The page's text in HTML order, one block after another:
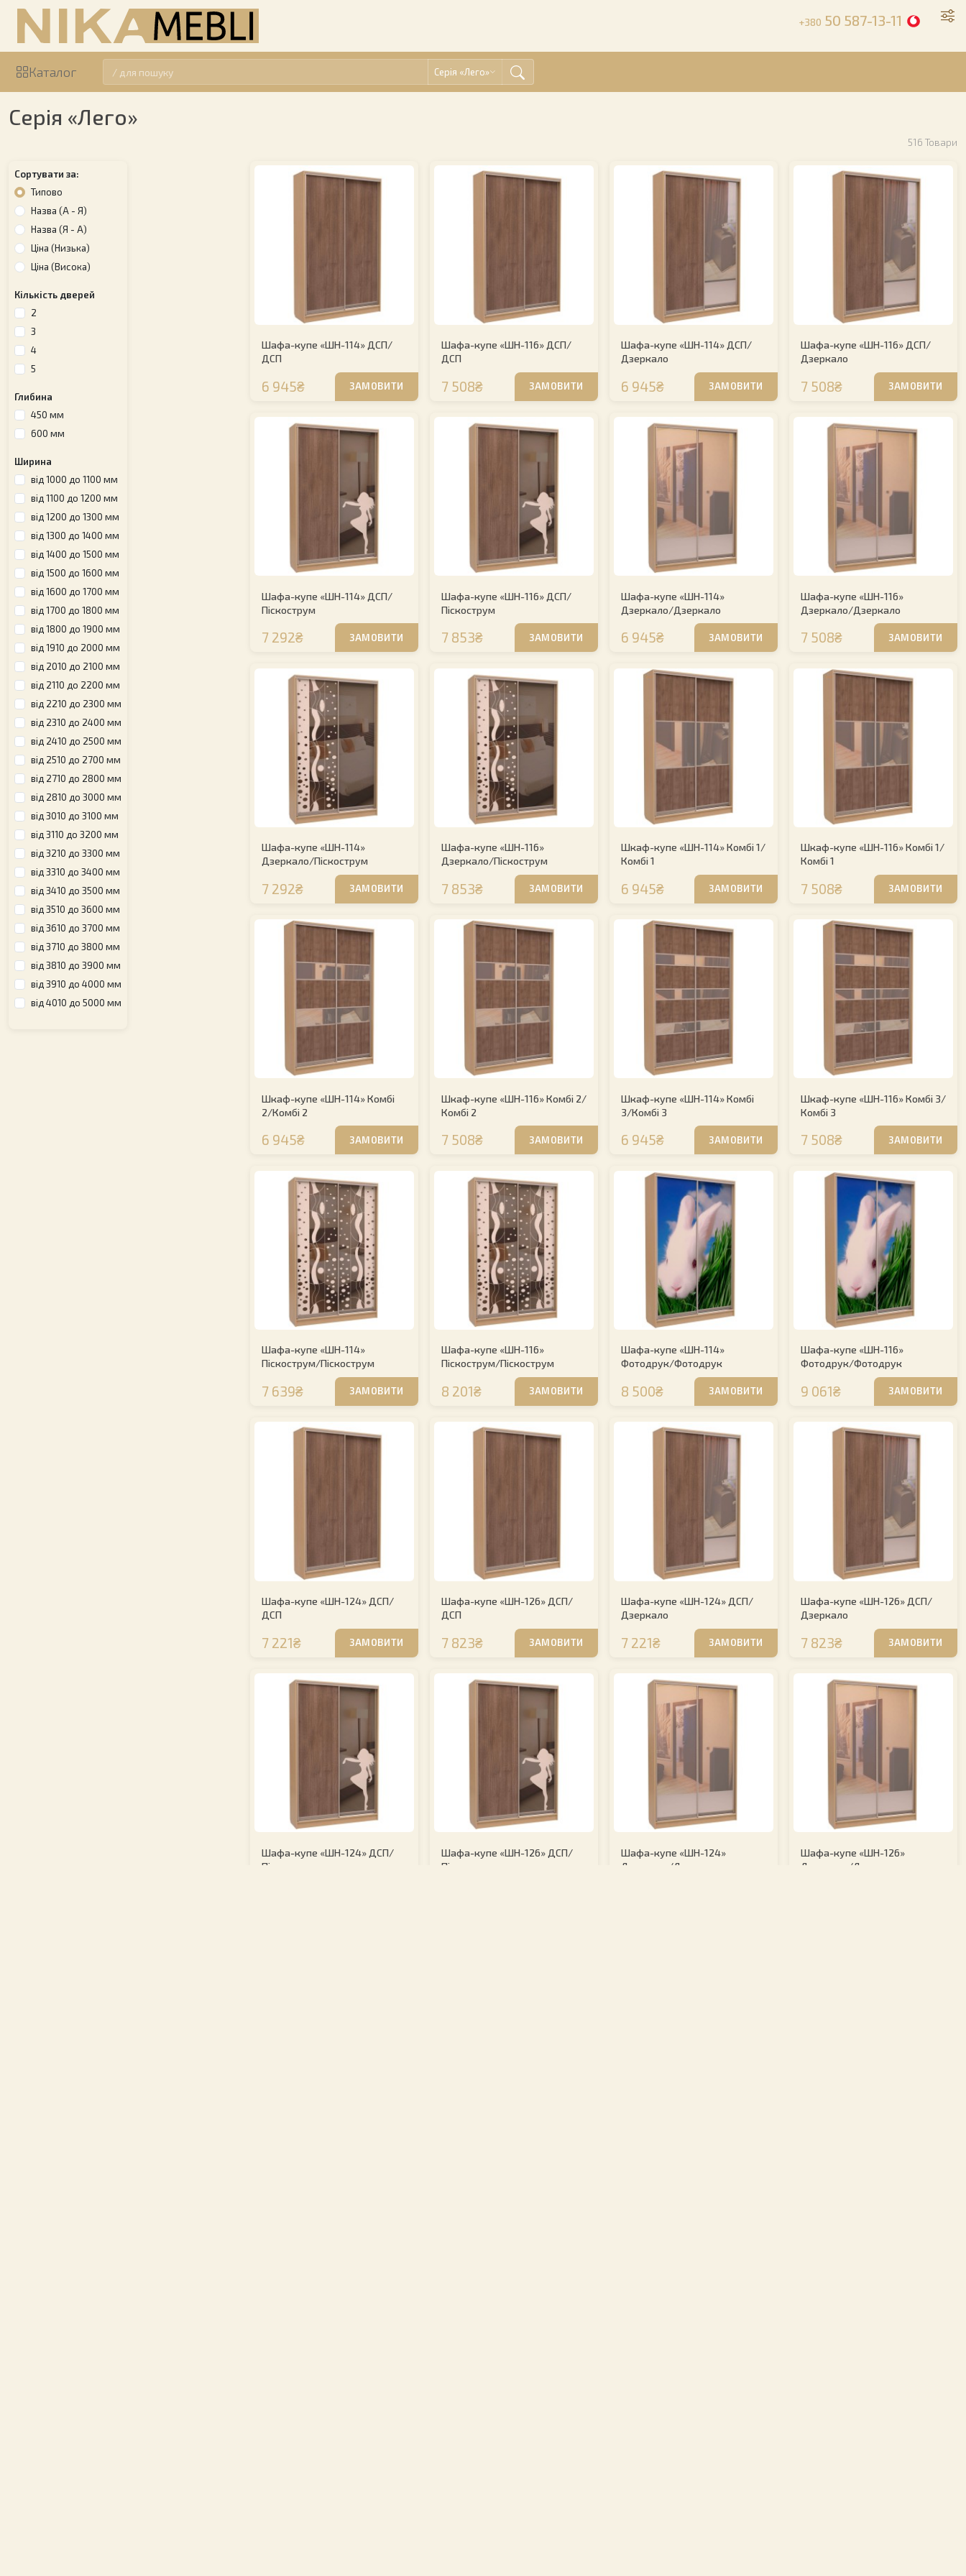
+380 50 587-13-11
Каталог Серія «Лего»
Серія «Лего»
516 Товари
Сортувати за:
Типово
Назва (А - Я)
Назва (Я - А)
Ціна (Низька)
Ціна (Висока)
Кількість дверей
2
3
4
5
Глибина
450 мм
600 мм
Ширина
від 1000 до 1100 мм
від 1100 до 1200 мм
від 1200 до 1300 мм
від 1300 до 1400 мм
від 1400 до 1500 мм
від 1500 до 1600 мм
від 1600 до 1700 мм
від 1700 до 1800 мм
від 1800 до 1900 мм
від 1910 до 2000 мм
від 2010 до 2100 мм
від 2110 до 2200 мм
від 2210 до 2300 мм
від 2310 до 2400 мм
від 2410 до 2500 мм
від 2510 до 2700 мм
від 2710 до 2800 мм
від 2810 до 3000 мм
від 3010 до 3100 мм
від 3110 до 3200 мм
від 3210 до 3300 мм
від 3310 до 3400 мм
від 3410 до 3500 мм
від 3510 до 3600 мм
від 3610 до 3700 мм
від 3710 до 3800 мм
від 3810 до 3900 мм
від 3910 до 4000 мм
від 4010 до 5000 мм
Шафа-купе «ШН-114» ДСП/
ДСП
6 945₴ ЗАМОВИТИ
Шафа-купе «ШН-116» ДСП/
ДСП
7 508₴ ЗАМОВИТИ
Шафа-купе «ШН-114» ДСП/
Дзеркало
6 945₴ ЗАМОВИТИ
Шафа-купе «ШН-116» ДСП/
Дзеркало
7 508₴ ЗАМОВИТИ
Шафа-купе «ШН-114» ДСП/
Піскострум
7 292₴ ЗАМОВИТИ
Шафа-купе «ШН-116» ДСП/
Піскострум
7 853₴ ЗАМОВИТИ
Шафа-купе «ШН-114»
Дзеркало/Дзеркало
6 945₴ ЗАМОВИТИ
Шафа-купе «ШН-116»
Дзеркало/Дзеркало
7 508₴ ЗАМОВИТИ
Шафа-купе «ШН-114»
Дзеркало/Піскострум
7 292₴ ЗАМОВИТИ
Шафа-купе «ШН-116»
Дзеркало/Піскострум
7 853₴ ЗАМОВИТИ
Шкаф-купе «ШН-114» Комбі 1/
Комбі 1
6 945₴ ЗАМОВИТИ
Шкаф-купе «ШН-116» Комбі 1/
Комбі 1
7 508₴ ЗАМОВИТИ
Шкаф-купе «ШН-114» Комбі
2/Комбі 2
6 945₴ ЗАМОВИТИ
Шкаф-купе «ШН-116» Комбі 2/
Комбі 2
7 508₴ ЗАМОВИТИ
Шкаф-купе «ШН-114» Комбі
3/Комбі 3
6 945₴ ЗАМОВИТИ
Шкаф-купе «ШН-116» Комбі 3/
Комбі 3
7 508₴ ЗАМОВИТИ
Шафа-купе «ШН-114»
Піскострум/Піскострум
7 639₴ ЗАМОВИТИ
Шафа-купе «ШН-116»
Піскострум/Піскострум
8 201₴ ЗАМОВИТИ
Шафа-купе «ШН-114»
Фотодрук/Фотодрук
8 500₴ ЗАМОВИТИ
Шафа-купе «ШН-116»
Фотодрук/Фотодрук
9 061₴ ЗАМОВИТИ
Шафа-купе «ШН-124» ДСП/
ДСП
7 221₴ ЗАМОВИТИ
Шафа-купе «ШН-126» ДСП/
ДСП
7 823₴ ЗАМОВИТИ
Шафа-купе «ШН-124» ДСП/
Дзеркало
7 221₴ ЗАМОВИТИ
Шафа-купе «ШН-126» ДСП/
Дзеркало
7 823₴ ЗАМОВИТИ
Шафа-купе «ШН-124» ДСП/
Піскострум
Шафа-купе «ШН-126» ДСП/
Піскострум
Шафа-купе «ШН-124»
Дзеркало/Дзеркало
Шафа-купе «ШН-126»
Дзеркало/Дзеркало